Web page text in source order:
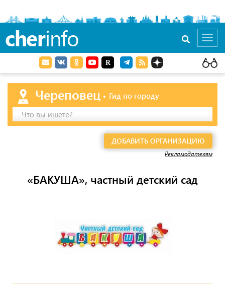
cherinfo
Череповец
Гид по городу
Что вы ищете?
ДОБАВИТЬ ОРГАНИЗАЦИЮ
Рекламодателям
«БАКУША», частный детский сад